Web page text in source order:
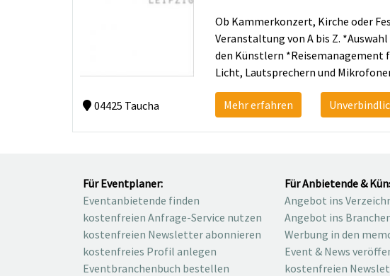
04425 Taucha
Ob Kammerkonzert, Kirche oder
Veranstaltung von A bis Z.
den Künstlern *Reisemanagement
Licht, Lautsprechern und
Mehr erfahren
Für Eventplaner:
Eventanbietende finden
kostenfreien Anfrage-Service nutzen
kostenfreien Newsletter abonnieren
kostenfreies Profil anlegen
Eventbranchenbuch bestellen
Für Anbietende &
Angebot ins
Angebot ins
Werbung in den
Event & News
kostenfreien